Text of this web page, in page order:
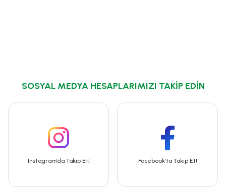
SOSYAL MEDYA HESAPLARIMIZI TAKİP EDİN
Instagram’da Takip Et! Facebook’ta Takip Et!